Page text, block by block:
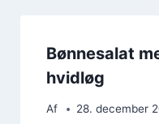
Bønnesalat
hvidløg
Af 28. december